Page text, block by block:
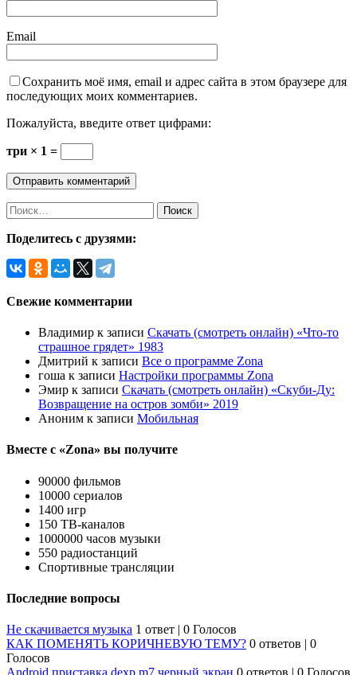
Email
Сохранить моё имя, email и адрес сайта в этом браузере для
последующих моих комментариев.
Пожалуйста, введите ответ цифрами:
три × 1 =
Найти:
Поделитесь с друзями:
Свежие комментарии
Владимир к записи Скачать (смотреть онлайн) «Что-то
страшное грядет» 1983
Дмитрий к записи Все о программе Zona
гоша к записи Настройки программы Zona
Эмир к записи Скачать (смотреть онлайн) «Скуби-Ду:
Возвращение на остров зомби» 2019
Аноним к записи Мобильная
Вместе с «Zona» вы получите
90000 фильмов
10000 сериалов
1400 игр
150 ТВ-каналов
1000000 часов музыки
550 радиостанций
Спортивные трансляции
Последние вопросы
Не скачивается музыка 1 ответ | 0 Голосов
КАК ПОМЕНЯТЬ КОРИЧНЕВУЮ ТЕМУ? 0 ответов | 0
Голосов
Android приставка dexp m7 черный экран 0 ответов | 0 Голосов